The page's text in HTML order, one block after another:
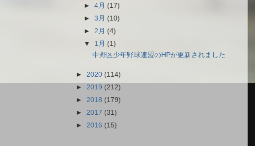
►4月 (17)
►3月 (10)
►2月 (4)
▼ 1月 (1)
中野区少年野球連盟のHPが更新されました
► 2020 (114)
► 2019 (212)
► 2018 (179)
► 2017 (31)
► 2016 (15)